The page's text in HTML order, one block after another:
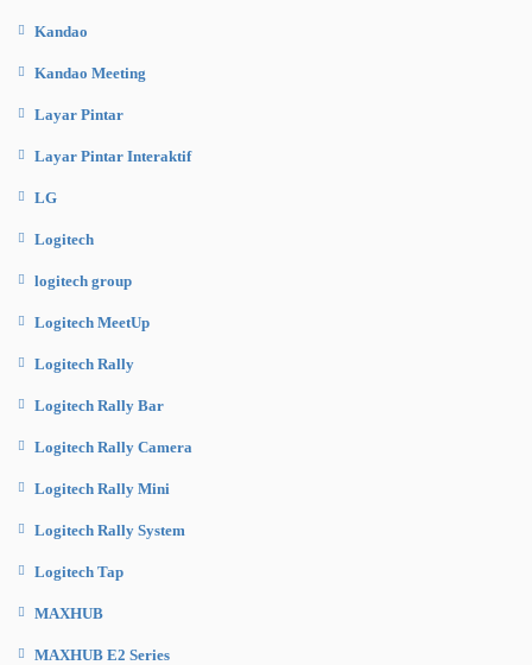
Kandao
Kandao Meeting
Layar Pintar
Layar Pintar Interaktif
LG
Logitech
logitech group
Logitech MeetUp
Logitech Rally
Logitech Rally Bar
Logitech Rally Camera
Logitech Rally Mini
Logitech Rally System
Logitech Tap
MAXHUB
MAXHUB E2 Series